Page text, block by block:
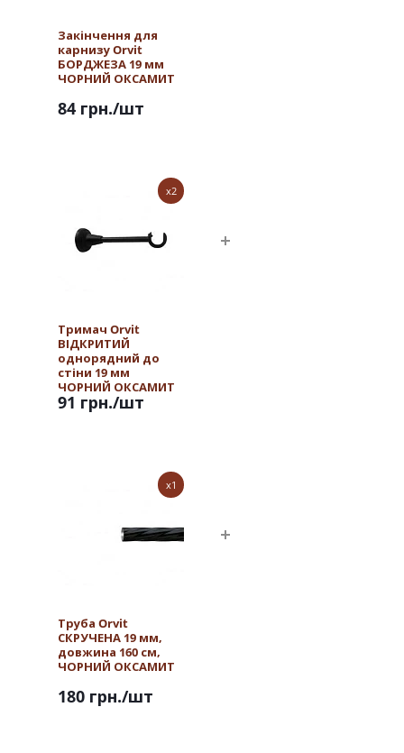
Закінчення для
карнизу Orvit
БОРДЖЕЗА 19 мм
ЧОРНИЙ ОКСАМИТ
84 грн./шт
x2
Тримач Orvit
ВІДКРИТИЙ
однорядний до
стіни 19 мм
ЧОРНИЙ ОКСАМИТ
91 грн./шт
x1
Труба Orvit
СКРУЧЕНА 19 мм,
довжина 160 см,
ЧОРНИЙ ОКСАМИТ
180 грн./шт